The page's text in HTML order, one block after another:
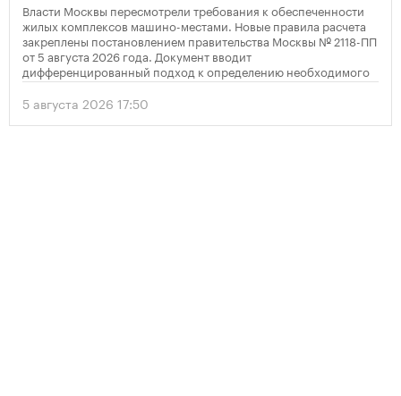
Власти Москвы пересмотрели требования к обеспеченности
жилых комплексов машино-местами. Новые правила расчета
закреплены постановлением правительства Москвы № 2118-ПП
от 5 августа 2026 года. Документ вводит
дифференцированный подход к определению необходимого
количества парковок в зависимости от площади квартир и
устанавливает переходный период для уже согласованных
проектов.
5 августа 2026 17:50